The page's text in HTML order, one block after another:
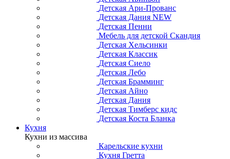
Детская Ари-Прованс
Детская Дания NEW
Детская Пенни
Мебель для детской Скандия
Детская Хельсинки
Детская Классик
Детская Сиело
Детская Лебо
Детская Брамминг
Детская Айно
Детская Дания
Детская Тимберс кидс
Детская Коста Бланка
Кухня
Кухни из массива
Карельские кухни
Кухня Гретта